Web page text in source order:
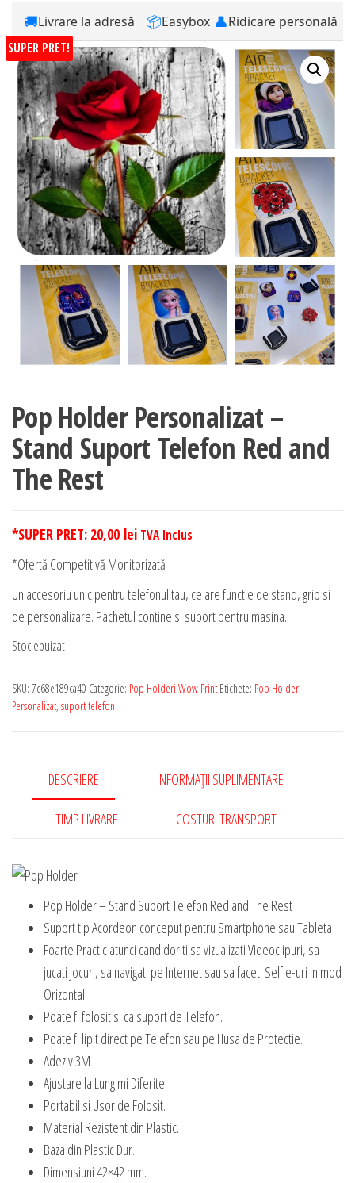
🚚Livrare la adresă 📦Easybox 👤Ridicare personală
SUPER PRET!
Pop Holder Personalizat –
Stand Suport Telefon Red and
The Rest
*SUPER PRET: 20,00 lei TVA Inclus
*Ofertă Competitivă Monitorizată
Un accesoriu unic pentru telefonul tau, ce are functie de stand, grip si
de personalizare. Pachetul contine si suport pentru masina.
Stoc epuizat
SKU: 7c68e189ca40 Categorie: Pop Holderi Wow Print Etichete: Pop Holder
Personalizat, suport telefon
DESCRIERE INFORMAȚII SUPLIMENTARE
TIMP LIVRARE COSTURI TRANSPORT
Pop Holder – Stand Suport Telefon Red and The Rest
Suport tip Acordeon conceput pentru Smartphone sau Tableta
Foarte Practic atunci cand doriti sa vizualizati Videoclipuri, sa
jucati Jocuri, sa navigati pe Internet sau sa faceti Selfie-uri in mod
Orizontal.
Poate fi folosit si ca suport de Telefon.
Poate fi lipit direct pe Telefon sau pe Husa de Protectie.
Adeziv 3M .
Ajustare la Lungimi Diferite.
Portabil si Usor de Folosit.
Material Rezistent din Plastic.
Baza din Plastic Dur.
Dimensiuni 42×42 mm.